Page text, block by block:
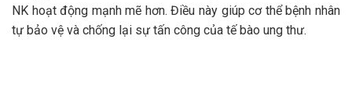
NK hoạt động mạnh mẽ hơn. Điều này giúp cơ thể bệnh nhân
tự bảo vệ và chống lại sự tấn công của tế bào ung thư.